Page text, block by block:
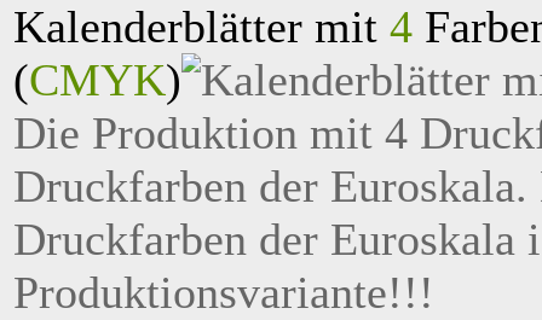
Kalenderblätter mit 4
(CMYK)
Die Produktion mit 4
Druckfarben der
Druckfarben der Euroskala
Produktionsvariante!!!